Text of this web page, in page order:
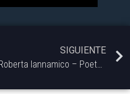
SIGUIENTE
Roberta Iannamico – Poeta, Música y Editora | #ElijoLeer – 02/09